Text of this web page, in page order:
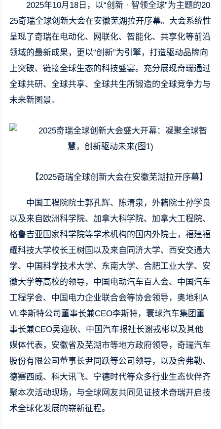
2025年10月18日，以“创新 · 智领全球”为主题的20
25奇瑞全球创新大会在安徽芜湖拉开序幕。大会系统性
呈现了奇瑞在电动化、网联化、智能化、共享化等前沿
领域的最新成果，更以“创新”为引擎，打造驱动品牌向
上突破、链接全球生态的科技盛宴。充分展现奇瑞通过
全球共研、全球共享、全球共生所锻造的全球竞争力与
未来新图景。
【2025奇瑞全球创新大会在安徽芜湖拉开序幕】
中国工程院院士郭孔辉、陈清泉，外籍院士孙学良
以及来自欧洲科学院、加拿大科学院、加拿大工程院、
格鲁吉亚国家科学院等学术机构的国内外院士，福建福
耀科技大学校长王树国以及来自同济大学、西安交通大
学、中国科学技术大学、东南大学、合肥工业大学、安
徽大学等高校的领导，中国电动汽车百人会、中国汽车
工程学会、中国电力企业联合会等协会领导，奥地利A
VL李斯特公司董事长兼CEO李斯特，寰球汽车集团董
事长兼CEO吴迎秋、中国汽车报社长谢戎彬以及其他
媒体代表，安徽省及芜湖市等地方政府领导，奇瑞汽车
股份有限公司董事长尹同跃等公司领导，以及舍弗勒、
德赛西威、科大讯飞、宁德时代等众多行业生态伙伴齐
聚本次活动现场，与全球网友共同见证技术奇瑞开启技
术全球化发展的崭新征程。